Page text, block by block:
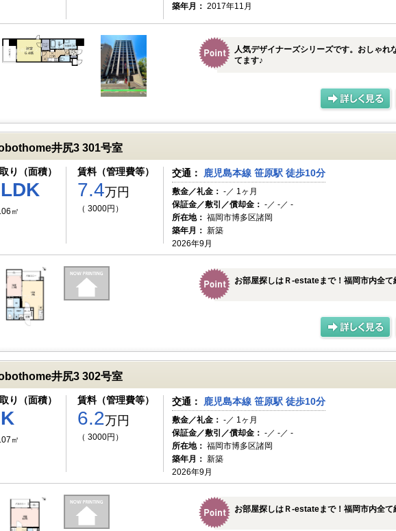
築年月： 2017年11月
人気デザイナーズシリーズです。おしゃれ
てます♪
井尻3 301号室
り（面積）
㎡
賃料（管理費等）
7.4万円
（ 3000円）
交通： 鹿児島本線 笹原駅 徒歩10分
敷金／礼金： -／ 1ヶ月
保証金／敷引／償却金： -／ -／ -
所在地： 福岡市博多区諸岡
築年月： 新築
2026年9月
お部屋探しはＲ-estateまで！福岡市内全て
井尻3 302号室
り（面積）
㎡
賃料（管理費等）
6.2万円
（ 3000円）
交通： 鹿児島本線 笹原駅 徒歩10分
敷金／礼金： -／ 1ヶ月
保証金／敷引／償却金： -／ -／ -
所在地： 福岡市博多区諸岡
築年月： 新築
2026年9月
お部屋探しはＲ-estateまで！福岡市内全て